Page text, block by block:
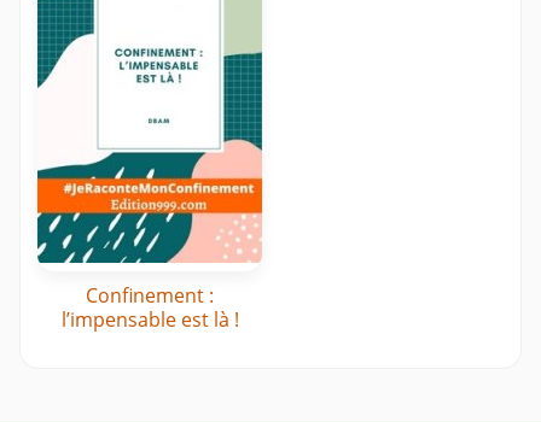
Confinement :
l’impensable est là !